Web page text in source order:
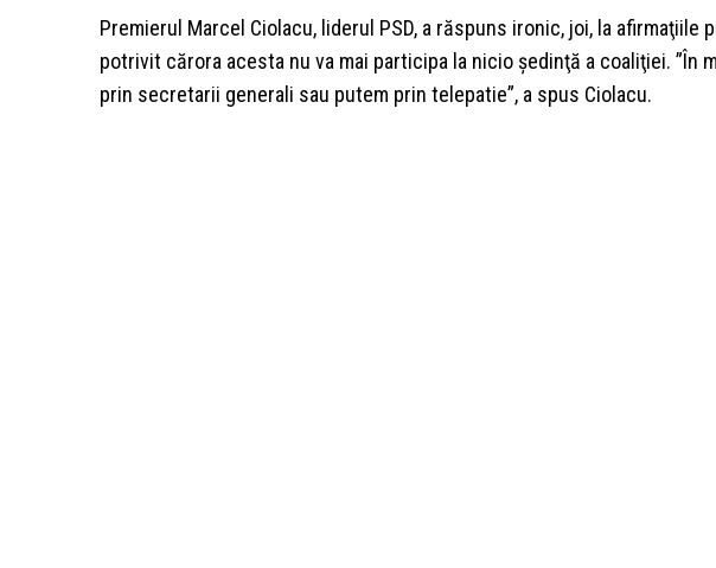
Premierul Marcel Ciolacu, liderul PSD, a răspuns ironic, joi, la afirmaţiile
potrivit cărora acesta nu va mai participa la nicio şedinţă a coaliţiei. ”În
prin secretarii generali sau putem prin telepatie”, a spus Ciolacu.